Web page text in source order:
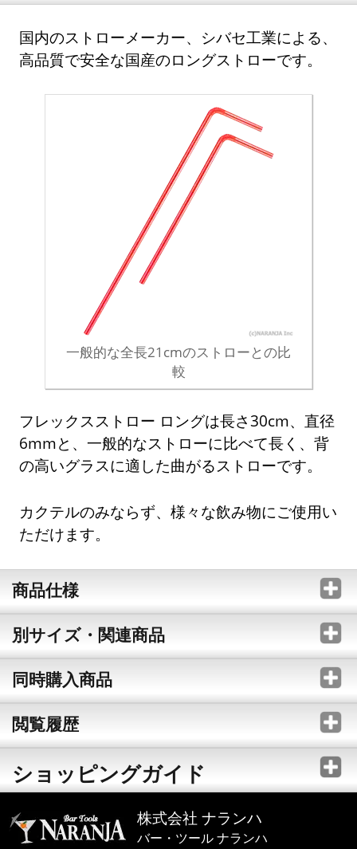
国内のストローメーカー、シバセ工業による、
高品質で安全な国産のロングストローです。
一般的な全長21cmのストローとの比
較
フレックスストロー ロングは長さ30cm、直径
6mmと、一般的なストローに比べて長く、背
の高いグラスに適した曲がるストローです。
カクテルのみならず、様々な飲み物にご使用い
ただけます。
商品仕様
別サイズ・関連商品
同時購入商品
閲覧履歴
ショッピングガイド
株式会社 ナランハ
バー・ツール ナランハ